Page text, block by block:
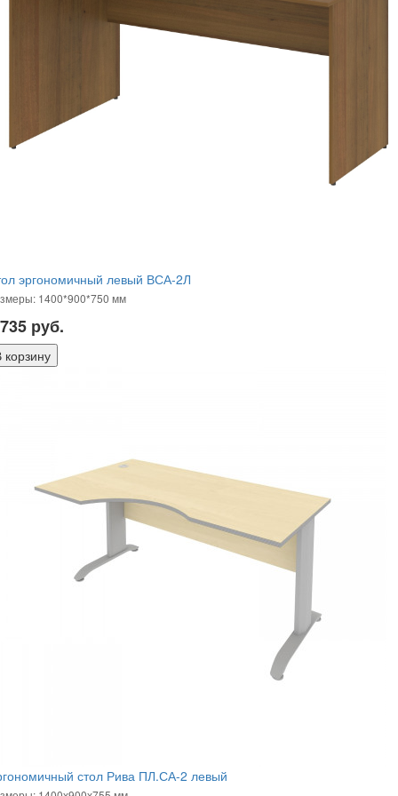
эргономичный левый ВСА-2Л
1400*900*750 мм
руб.
стол Рива ПЛ.СА-2 левый